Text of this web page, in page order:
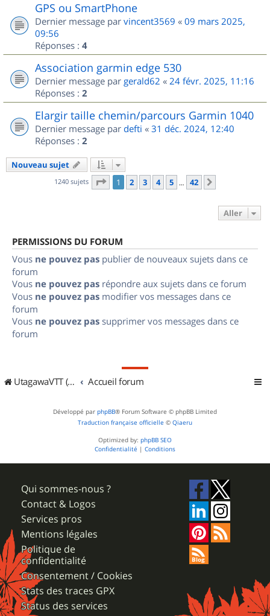
GPS ou SmartPhone
Dernier message par vincent3569 « 09 mars 2025,
09:56
Réponses : 4
Association garmin edge 530
Dernier message par gerald62 « 24 févr. 2025, 11:16
Réponses : 2
Elargir taille chemin/parcours Garmin 1040
Dernier message par defti « 31 déc. 2024, 12:40
Réponses : 2
Nouveau sujet
1240 sujets Page 1sur
1 2 3 4 5 … 42
Aller
PERMISSIONS DU FORUM
Vous ne pouvez pas publier de nouveaux sujets dans ce
forum
Vous ne pouvez pas répondre aux sujets dans ce forum
Vous ne pouvez pas modifier vos messages dans ce
forum
Vous ne pouvez pas supprimer vos messages dans ce
forum
UtagawaVTT (Randos VTT et VTTAE avec traces GPS) Accueil forum
Développé par phpBB® Forum Software © phpBB Limited
Traduction française officielle © Qiaeru
Optimized by: phpBB SEO
Confidentialité | Conditions
Qui sommes-nous ?
Contact & Logos
Services pros
Mentions légales
Politique de
confidentialité
Consentement / Cookies
Stats des traces GPX
Status des services